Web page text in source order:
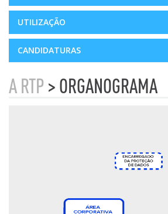
UTILIZAÇÃO
CANDIDATURAS
A RTP > ORGANOGRAMA